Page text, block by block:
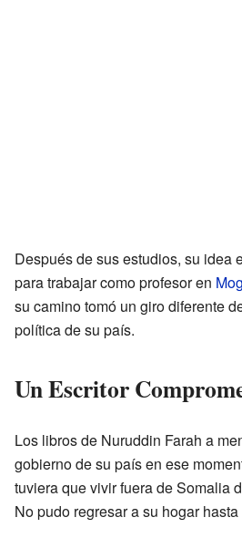
Después de sus estudios, su idea
para trabajar como profesor en
su camino tomó un giro diferente
política de su país.
Un Escritor
Los libros de Nuruddin Farah a
gobierno de su país en ese
tuviera que vivir fuera de Somalia
No pudo regresar a su hogar hasta